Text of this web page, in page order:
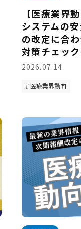
【医療業界
システムの
の改定に合
対策チェッ
2026.07.14
医療業界動向